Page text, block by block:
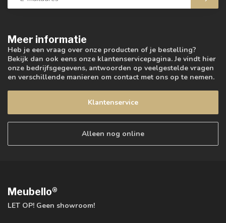
Meer informatie
Heb je een vraag over onze producten of je bestelling?
Bekijk dan ook eens onze klantenservicepagina. Je vindt hier
onze bedrijfsgegevens, antwoorden op veelgestelde vragen
en verschillende manieren om contact met ons op te nemen.
Klantenservice
Alleen nog online
Meubello®
LET OP! Geen showroom!